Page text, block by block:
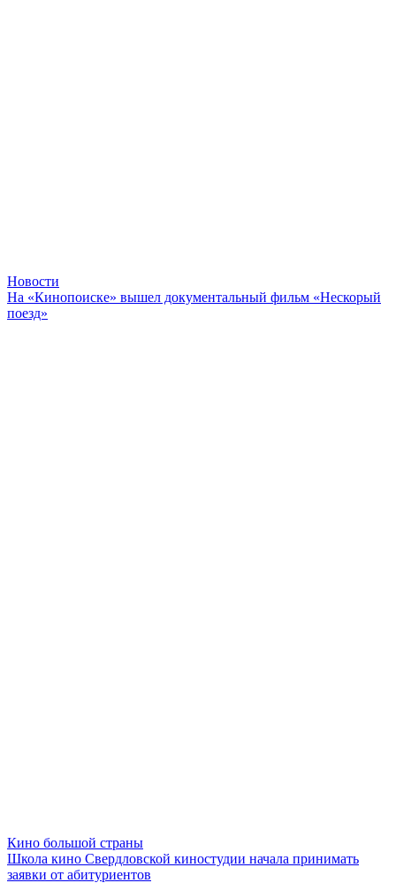
Новости
На «Кинопоиске» вышел документальный фильм «Нескорый
поезд»
Кино большой страны
Школа кино Свердловской киностудии начала принимать
заявки от абитуриентов